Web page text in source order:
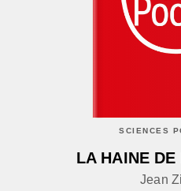
SCIENCES
LA HAINE
Jean